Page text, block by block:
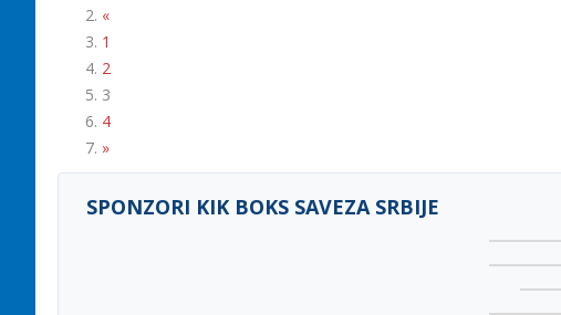
«
1
2
3
4
»
SPONZORI KIK BOKS SAVEZA SRBIJE